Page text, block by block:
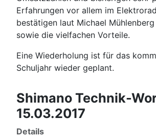
Erfahrungen vor allem im
bestätigen laut Michael
sowie die vielfachen Vorteile.
Eine Wiederholung ist für das
Schuljahr wieder geplant.
Shimano Technik-
15.03.2017
Details